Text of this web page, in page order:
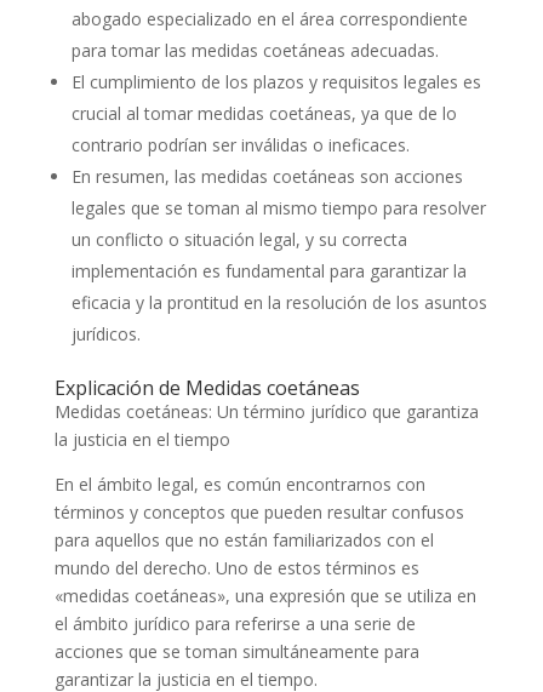
abogado especializado en el área correspondiente
para tomar las medidas coetáneas adecuadas.
El cumplimiento de los plazos y requisitos legales es
crucial al tomar medidas coetáneas, ya que de lo
contrario podrían ser inválidas o ineficaces.
En resumen, las medidas coetáneas son acciones
legales que se toman al mismo tiempo para resolver
un conflicto o situación legal, y su correcta
implementación es fundamental para garantizar la
eficacia y la prontitud en la resolución de los asuntos
jurídicos.
Explicación de Medidas coetáneas
Medidas coetáneas: Un término jurídico que garantiza
la justicia en el tiempo
En el ámbito legal, es común encontrarnos con
términos y conceptos que pueden resultar confusos
para aquellos que no están familiarizados con el
mundo del derecho. Uno de estos términos es
«medidas coetáneas», una expresión que se utiliza en
el ámbito jurídico para referirse a una serie de
acciones que se toman simultáneamente para
garantizar la justicia en el tiempo.